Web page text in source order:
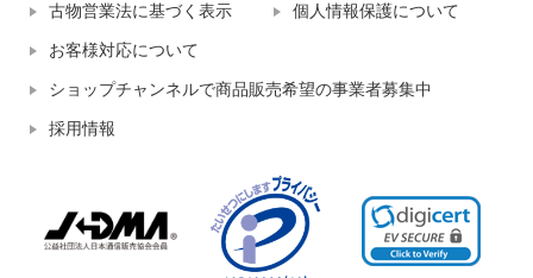
古物営業法に基づく表示 個人情報保護について
お客様対応について
ショップチャンネルで商品販売希望の事業者募集中
採用情報